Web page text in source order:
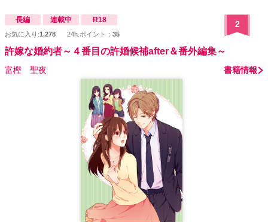
長編 連載中 R18
お気に入り:1,278 24h.ポイント： 35
2
許嫁な婚約者～４番目の許婚候補after＆番外編集～
富樫 聖夜 書籍情報